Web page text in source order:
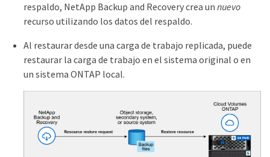
respaldo, NetApp Backup and Recovery crea un nuevo
recurso utilizando los datos del respaldo.
Al restaurar desde una carga de trabajo replicada, puede
restaurar la carga de trabajo en el sistema original o en
un sistema ONTAP local.